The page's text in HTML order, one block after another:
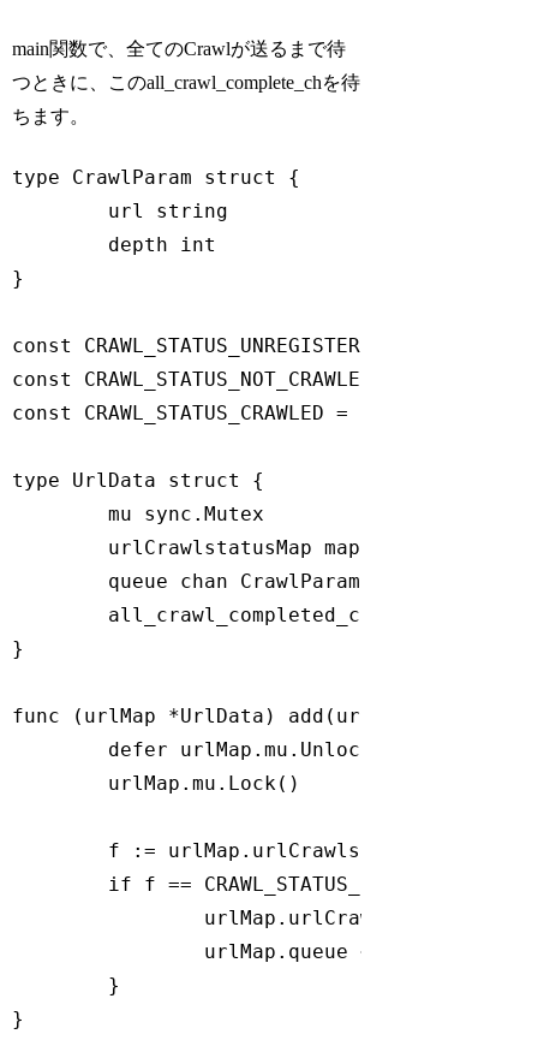
main関数で、全てのCrawlが送るまで待
つときに、このall_crawl_complete_chを待
ちます。
type CrawlParam struct
{
	url
string
	depth
int
}
const CRAWL_STATUS_UNREGISTERED =
const
CRAWL_STATUS_NOT_CRAWLED =
const
CRAWL_STATUS_CRAWLED =
type UrlData struct
{
	mu sync.Mutex
	urlCrawlstatusMap
map
	queue
chan CrawlParam
	all_crawl_completed_ch
}
func (urlMap *UrlData) add (url
defer urlMap.mu.Unlock()
if f == CRAWL_STATUS_UNREGISTERED {
}